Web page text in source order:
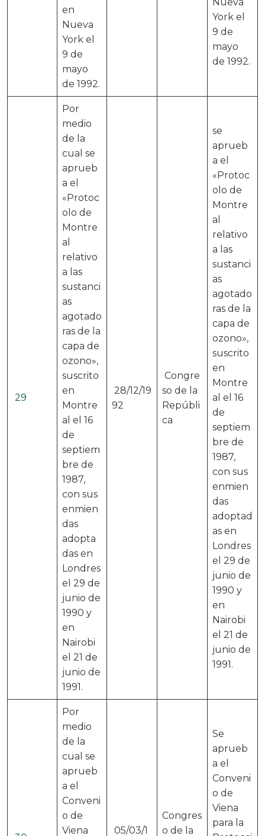
en
Nueva
York el
9 de
mayo
de 1992.
York el
9 de
mayo
de 1992.
29
Por
medio
de la
cual se
aprueb
a el
«Protoc
olo de
Montre
al
relativo
a las
sustanci
as
agotado
ras de la
capa de
ozono»,
suscrito
en
Montre
al el 16
de
septiem
bre de
1987,
con sus
enmien
das
adopta
das en
Londres
el 29 de
junio de
1990 y
en
Nairobi
el 21 de
junio de
1991.
28/12/19
92
Congre
so de la
Repúbli
ca
se
aprueb
a el
«Protoc
olo de
Montre
al
relativo
a las
sustanci
as
agotado
ras de la
capa de
ozono»,
suscrito
en
Montre
al el 16
de
septiem
bre de
1987,
con sus
enmien
das
adoptad
as en
Londres
el 29 de
junio de
1990 y
en
Nairobi
el 21 de
junio de
1991.
Por
medio
de la
cual se
aprueb
a el
Conveni
o de
Viena
05/03/1
Congres
o de la
Se
aprueb
a el
Conveni
o de
Viena
para la